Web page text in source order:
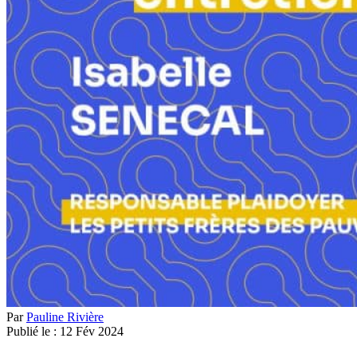
ParPauline Rivière
Publié le : 12 Fév 2024